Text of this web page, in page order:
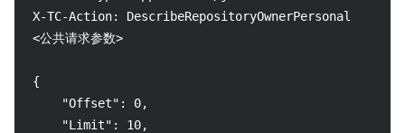
X-TC-Action: DescribeRepositoryOwnerPersonal
<公共请求参数>
{
    "Offset": 0,
    "Limit": 10,